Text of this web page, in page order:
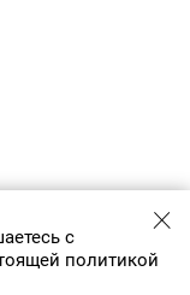
с
политикой